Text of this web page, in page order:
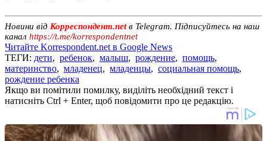
Новини від Корреспондент.netв Telegram. Підписуйтесь на наш
канал https://t.me/korrespondentnet
Читайте Korrespondent.net в Google News
ТЕГИ: дети, ребенок, малыш, рождение, помощь,
материнство, младенец, младенцы, социальная помощь,
рождение ребенка
Якщо ви помітили помилку, виділіть необхідний текст і
натисніть Ctrl + Enter, щоб повідомити про це редакцію.